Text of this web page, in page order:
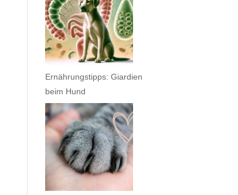
Ernährungstipps: Giardien
beim Hund